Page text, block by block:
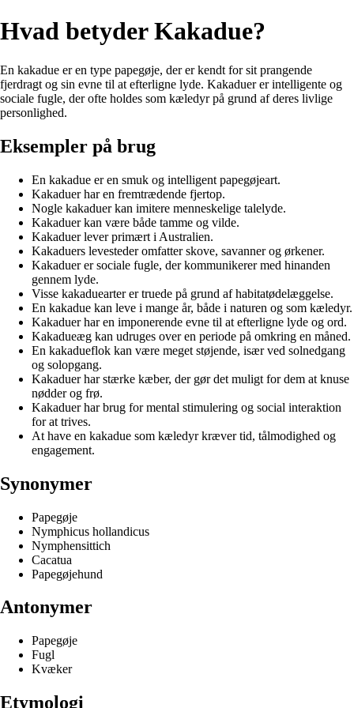
Hvad betyder Kakadue?
En kakadue er en type papegøje, der er kendt for sit prangende
fjerdragt og sin evne til at efterligne lyde. Kakaduer er intelligente og
sociale fugle, der ofte holdes som kæledyr på grund af deres livlige
personlighed.
Eksempler på brug
En kakadue er en smuk og intelligent papegøjeart.
Kakaduer har en fremtrædende fjertop.
Nogle kakaduer kan imitere menneskelige talelyde.
Kakaduer kan være både tamme og vilde.
Kakaduer lever primært i Australien.
Kakaduers levesteder omfatter skove, savanner og ørkener.
Kakaduer er sociale fugle, der kommunikerer med hinanden
gennem lyde.
Visse kakaduearter er truede på grund af habitatødelæggelse.
En kakadue kan leve i mange år, både i naturen og som kæledyr.
Kakaduer har en imponerende evne til at efterligne lyde og ord.
Kakadueæg kan udruges over en periode på omkring en måned.
En kakadueflok kan være meget støjende, især ved solnedgang
og solopgang.
Kakaduer har stærke kæber, der gør det muligt for dem at knuse
nødder og frø.
Kakaduer har brug for mental stimulering og social interaktion
for at trives.
At have en kakadue som kæledyr kræver tid, tålmodighed og
engagement.
Synonymer
Papegøje
Nymphicus hollandicus
Nymphensittich
Cacatua
Papegøjehund
Antonymer
Papegøje
Fugl
Kvæker
Etymologi